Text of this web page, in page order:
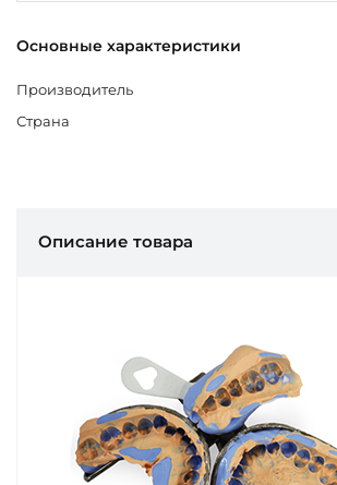
Основные характеристики
Производитель
Страна
Описание товара